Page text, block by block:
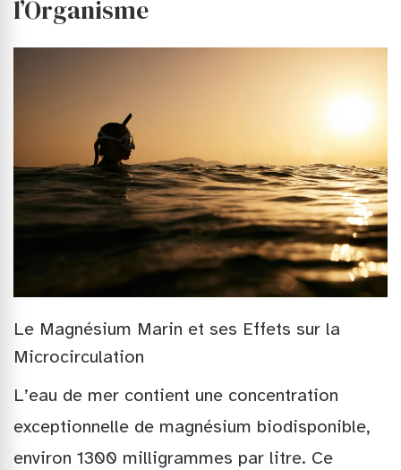
l’Organisme
Le Magnésium Marin et ses Effets sur la
Microcirculation
L’eau de mer contient une concentration
exceptionnelle de magnésium biodisponible,
environ 1300 milligrammes par litre. Ce